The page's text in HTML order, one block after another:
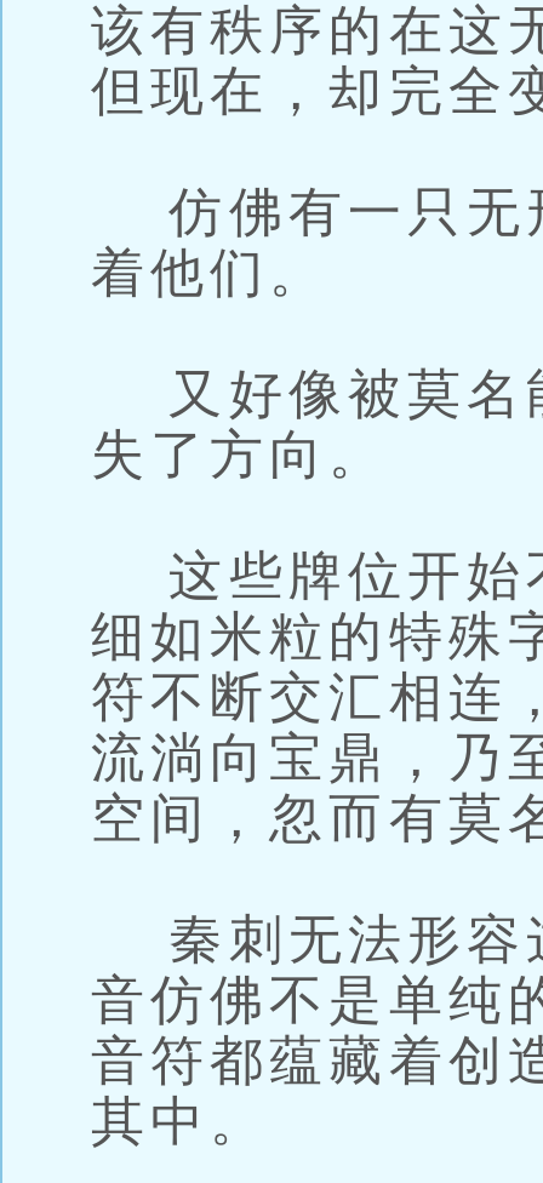
该有秩序的在这
但现在，却完全
仿佛有一只无
着他们。
又好像被莫名
失了方向。
这些牌位开始
细如米粒的特殊
符不断交汇相连
流淌向宝鼎，乃
空间，忽而有莫
秦刺无法形容
音仿佛不是单纯
音符都蕴藏着创
其中。